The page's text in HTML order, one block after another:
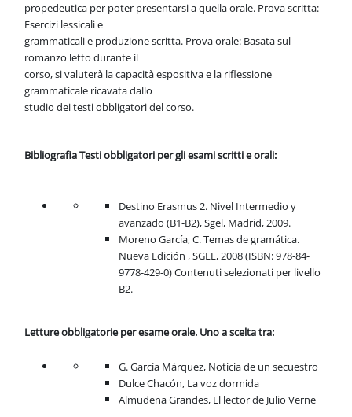
propedeutica per poter presentarsi a quella orale. Prova scritta:
Esercizi lessicali e
grammaticali e produzione scritta. Prova orale: Basata sul
romanzo letto durante il
corso, si valuterà la capacità espositiva e la riflessione
grammaticale ricavata dallo
studio dei testi obbligatori del corso.
Bibliografia Testi obbligatori per gli esami scritti e orali:
Destino Erasmus 2. Nivel Intermedio y
avanzado (B1-B2), Sgel, Madrid, 2009.
Moreno García, C. Temas de gramática.
Nueva Edición , SGEL, 2008 (ISBN: 978-84-
9778-429-0) Contenuti selezionati per livello
B2.
Letture obbligatorie per esame orale. Uno a scelta tra:
G. García Márquez, Noticia de un secuestro
Dulce Chacón, La voz dormida
Almudena Grandes, El lector de Julio Verne